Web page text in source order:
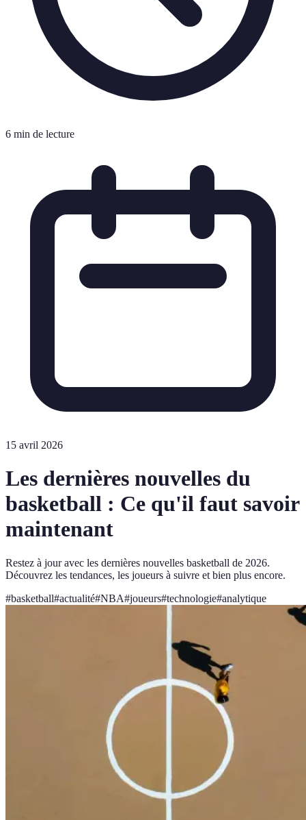
6 min de lecture
15 avril 2026
Les dernières nouvelles du
basketball : Ce qu'il faut savoir
maintenant
Restez à jour avec les dernières nouvelles basketball de 2026.
Découvrez les tendances, les joueurs à suivre et bien plus encore.
#basketball#actualité#NBA#joueurs#technologie#analytique